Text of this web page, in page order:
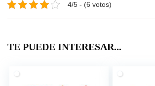
4/5 - (6 votos)
TE PUEDE INTERESAR...